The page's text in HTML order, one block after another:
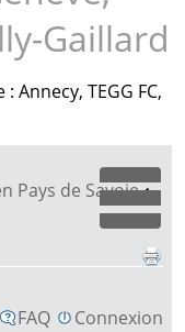
Gaillard
Annecy, TEGG FC,
Pays de Savoie‹
FAQ Connexion